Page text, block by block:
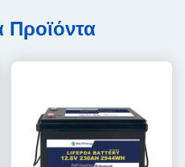
Προϊόντα